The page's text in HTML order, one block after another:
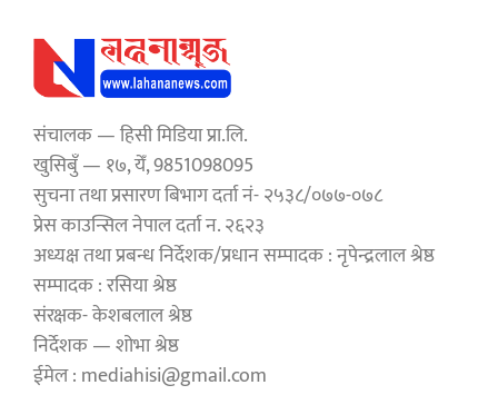
संचालक — हिसी मिडिया प्रा.लि.
खुसिबुँ — १७, येँ, 9851098095
सुचना तथा प्रसारण बिभाग दर्ता नं- २५३८/०७७-०७८
प्रेस काउन्सिल नेपाल दर्ता न. २६२३
अध्यक्ष तथा प्रबन्ध निर्देशक/प्रधान सम्पादक : नृपेन्द्रलाल श्रेष्ठ
सम्पादक : रसिया श्रेष्ठ
संरक्षक- केशबलाल श्रेष्ठ
निर्देशक — शोभा श्रेष्ठ
ईमेल : mediahisi@gmail.com